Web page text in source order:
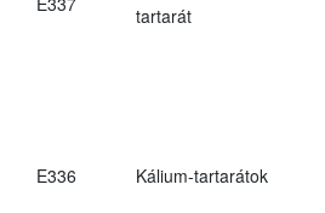
tartarát
E336 Kálium-tartarátok